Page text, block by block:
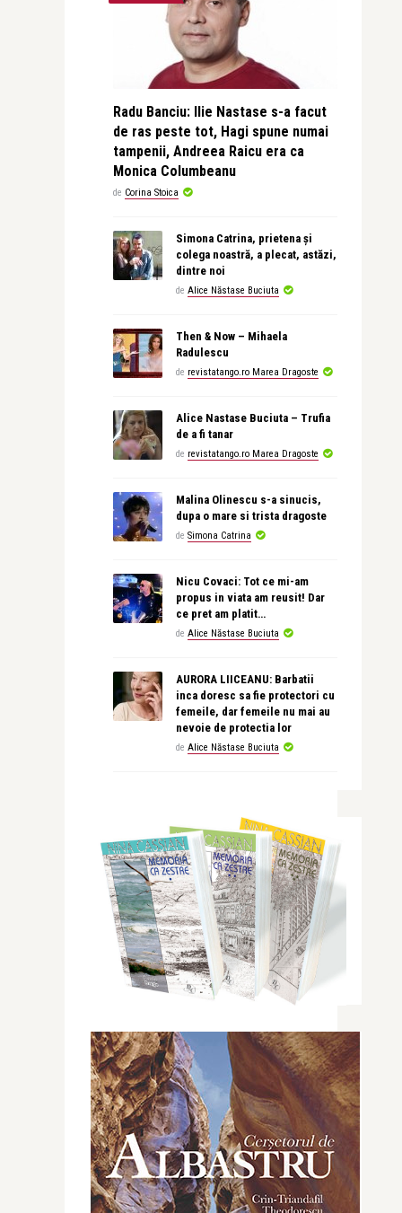
Radu Banciu: Ilie Nastase s-a facut
de ras peste tot, Hagi spune numai
tampenii, Andreea Raicu era ca
Monica Columbeanu
de Corina Stoica
Simona Catrina, prietena și
colega noastră, a plecat, astăzi,
dintre noi
de Alice Năstase Buciuta
Then & Now – Mihaela
Radulescu
de revistatango.ro Marea Dragoste
Alice Nastase Buciuta – Trufia
de a fi tanar
de revistatango.ro Marea Dragoste
Malina Olinescu s-a sinucis,
dupa o mare si trista dragoste
de Simona Catrina
Nicu Covaci: Tot ce mi-am
propus in viata am reusit! Dar
ce pret am platit…
de Alice Năstase Buciuta
AURORA LIICEANU: Barbatii
inca doresc sa fie protectori cu
femeile, dar femeile nu mai au
nevoie de protectia lor
de Alice Năstase Buciuta